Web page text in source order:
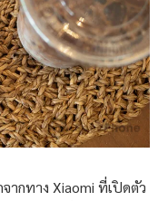
ากทาง Xiaomi ที่เปิดตัว